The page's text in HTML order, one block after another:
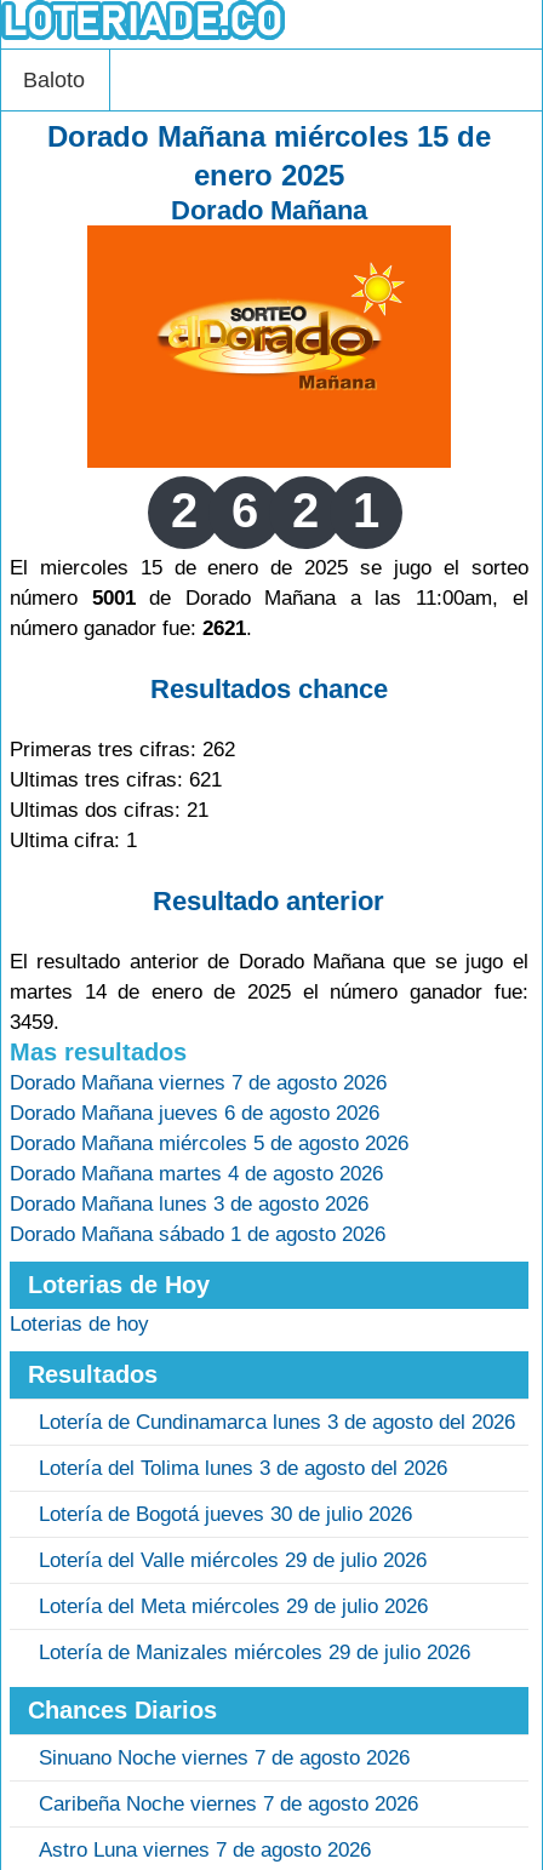
Baloto
Dorado Mañana miércoles 15 de
enero 2025
Dorado Mañana
2 6 2 1
El miercoles 15 de enero de 2025 se jugo el sorteo
número 5001de Dorado Mañana a las 11:00am, el
número ganador fue: 2621.
Resultados chance
Primeras tres cifras: 262
Ultimas tres cifras: 621
Ultimas dos cifras: 21
Ultima cifra: 1
Resultado anterior
El resultado anterior de Dorado Mañana que se jugo el
martes 14 de enero de 2025 el número ganador fue:
3459.
Mas resultados
Dorado Mañana viernes 7 de agosto 2026
Dorado Mañana jueves 6 de agosto 2026
Dorado Mañana miércoles 5 de agosto 2026
Dorado Mañana martes 4 de agosto 2026
Dorado Mañana lunes 3 de agosto 2026
Dorado Mañana sábado 1 de agosto 2026
Loterias de Hoy
Loterias de hoy
Resultados
Lotería de Cundinamarca lunes 3 de agosto del 2026
Lotería del Tolima lunes 3 de agosto del 2026
Lotería de Bogotá jueves 30 de julio 2026
Lotería del Valle miércoles 29 de julio 2026
Lotería del Meta miércoles 29 de julio 2026
Lotería de Manizales miércoles 29 de julio 2026
Chances Diarios
Sinuano Noche viernes 7 de agosto 2026
Caribeña Noche viernes 7 de agosto 2026
Astro Luna viernes 7 de agosto 2026